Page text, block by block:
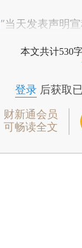
”当天发表声明
本文共计530
登录后获取
财新通会员
可畅读全文